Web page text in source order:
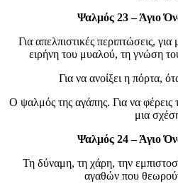
Ψαλμός 23 – Άγιο
Για απελπιστικές περιπτώσεις,
ειρήνη του μυαλού, τη γνώση
Για να ανοίξει η πόρτα,
Ο ψαλμός της αγάπης. Για να φέρεις
μια
Ψαλμός 24 – Άγιο
Τη δύναμη, τη χάρη, την
αγαθών που